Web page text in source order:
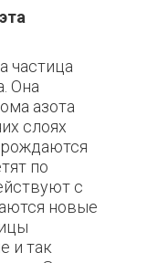
частица
Она
азота
слоях
по
с
новые
и так